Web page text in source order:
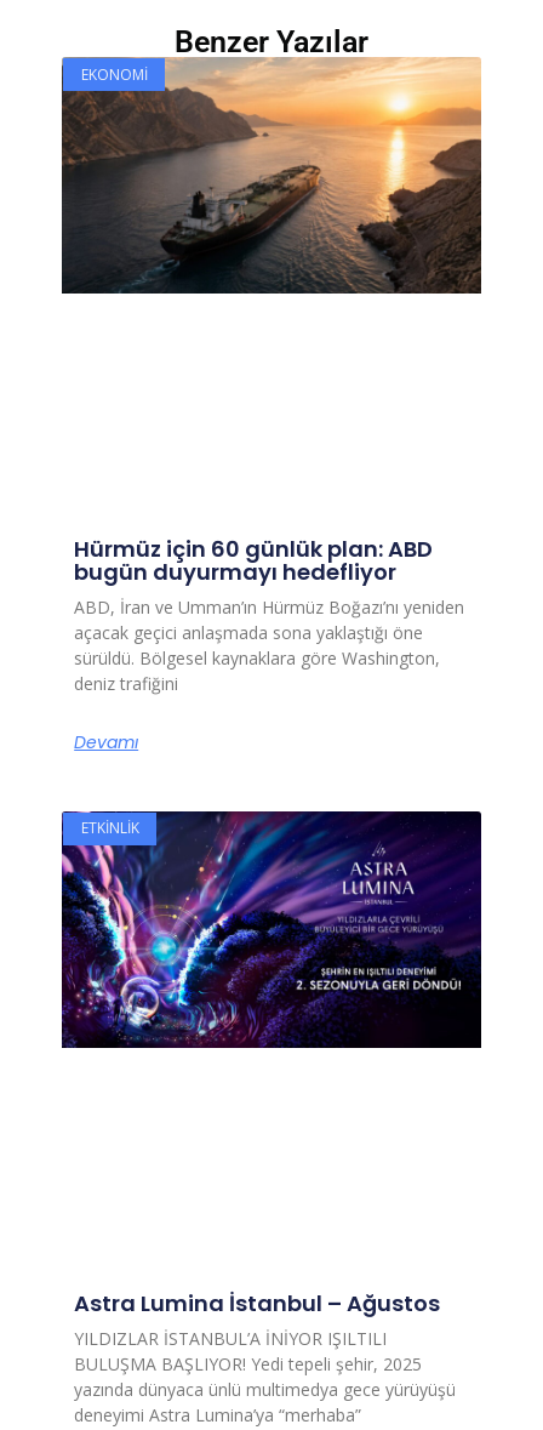
Benzer Yazılar
EKONOMI
Hürmüz için 60 günlük plan: ABD
bugün duyurmayı hedefliyor
ABD, İran ve Umman’ın Hürmüz Boğazı’nı yeniden
açacak geçici anlaşmada sona yaklaştığı öne
sürüldü. Bölgesel kaynaklara göre Washington,
deniz trafiğini
Devamı
ETKINLIK
Astra Lumina İstanbul – Ağustos
YILDIZLAR İSTANBUL’A İNİYOR IŞILTILI
BULUŞMA BAŞLIYOR! Yedi tepeli şehir, 2025
yazında dünyaca ünlü multimedya gece yürüyüşü
deneyimi Astra Lumina’ya “merhaba”